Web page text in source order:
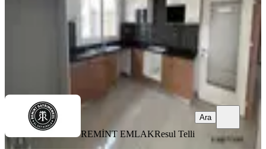
REMİNT EMLAKResul Telli
REMİNT EMLAKResul Telli
Ara